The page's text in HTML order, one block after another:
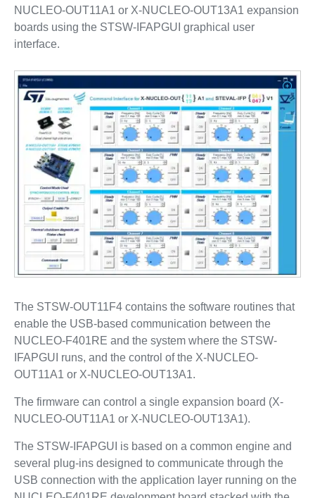
NUCLEO-OUT11A1 or X-NUCLEO-OUT13A1 expansion
boards using the STSW-IFAPGUI graphical user
interface.
The STSW-OUT11F4 contains the software routines that
enable the USB-based communication between the
NUCLEO-F401RE and the system where the STSW-
IFAPGUI runs, and the control of the X-NUCLEO-
OUT11A1 or X-NUCLEO-OUT13A1.
The firmware can control a single expansion board (X-
NUCLEO-OUT11A1 or X-NUCLEO-OUT13A1).
The STSW-IFAPGUI is based on a common engine and
several plug-ins designed to communicate through the
USB connection with the application layer running on the